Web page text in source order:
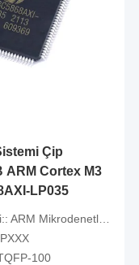
Çip
ARM Cortex M3
LP035
Mikrodenetleyiciler - MCU
100